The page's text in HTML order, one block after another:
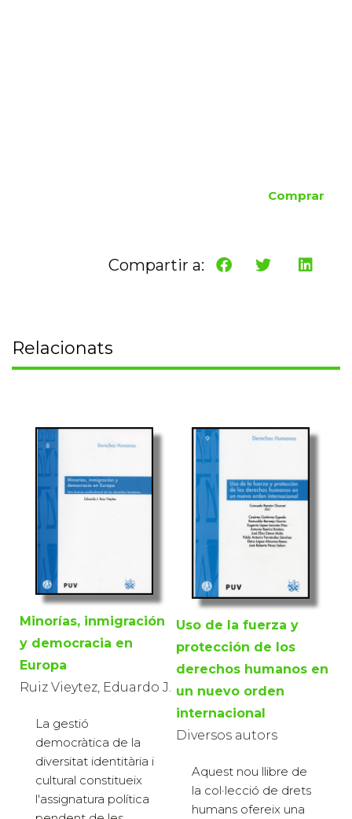
Comprar
Compartir a:
Relacionats
Minorías, inmigración
y democracia en
Europa
Ruiz Vieytez, Eduardo J.
La gestió
democràtica de la
diversitat identitària i
cultural constitueix
l'assignatura política
Uso de la fuerza y
protección de los
derechos humanos en
un nuevo orden
internacional
Diversos autors
Aquest nou llibre de
la col·lecció de drets
humans ofereix una